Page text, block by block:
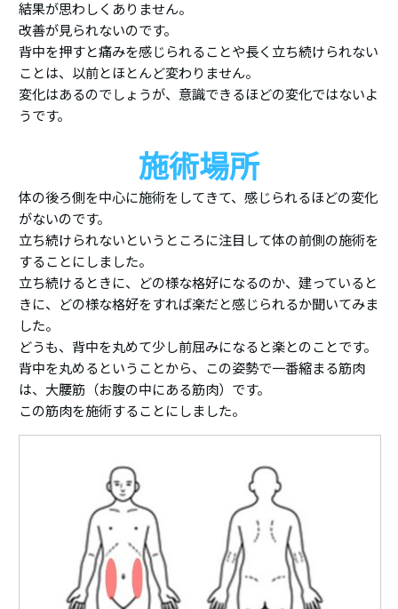
結果が思わしくありません。
改善が見られないのです。
背中を押すと痛みを感じられることや長く立ち続けられない
ことは、以前とほとんど変わりません。
変化はあるのでしょうが、意識できるほどの変化ではないよ
うです。
施術場所
体の後ろ側を中心に施術をしてきて、感じられるほどの変化
がないのです。
立ち続けられないというところに注目して体の前側の施術を
することにしました。
立ち続けるときに、どの様な格好になるのか、建っていると
きに、どの様な格好をすれば楽だと感じられるか聞いてみま
した。
どうも、背中を丸めて少し前屈みになると楽とのことです。
背中を丸めるということから、この姿勢で一番縮まる筋肉
は、大腰筋（お腹の中にある筋肉）です。
この筋肉を施術することにしました。